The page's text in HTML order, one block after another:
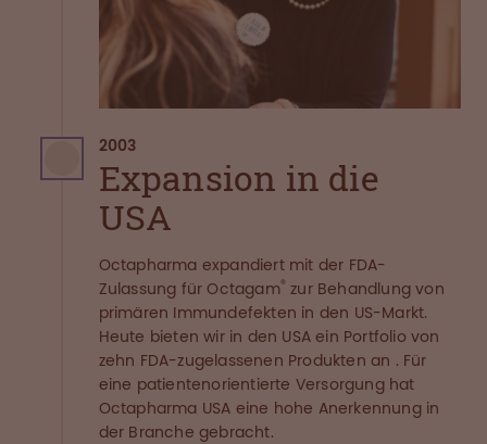
2003
Expansion in die
USA
Octapharma expandiert mit der FDA-
Zulassung für Octagam® zur Behandlung von
primären Immundefekten in den US-Markt.
Heute bieten wir in den USA ein Portfolio von
zehn FDA-zugelassenen Produkten an . Für
eine patientenorientierte Versorgung hat
Octapharma USA eine hohe Anerkennung in
der Branche gebracht.